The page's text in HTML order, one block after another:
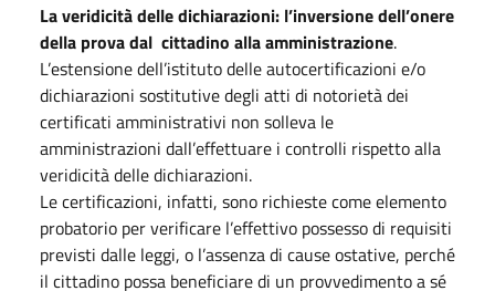
La veridicità delle dichiarazioni: l’inversione dell’onere
della prova dal cittadino alla amministrazione.
L’estensione dell’istituto delle autocertificazioni e/o
dichiarazioni sostitutive degli atti di notorietà dei
certificati amministrativi non solleva le
amministrazioni dall’effettuare i controlli rispetto alla
veridicità delle dichiarazioni.
Le certificazioni, infatti, sono richieste come elemento
probatorio per verificare l’effettivo possesso di requisiti
previsti dalle leggi, o l’assenza di cause ostative, perché
il cittadino possa beneficiare di un provvedimento a sé